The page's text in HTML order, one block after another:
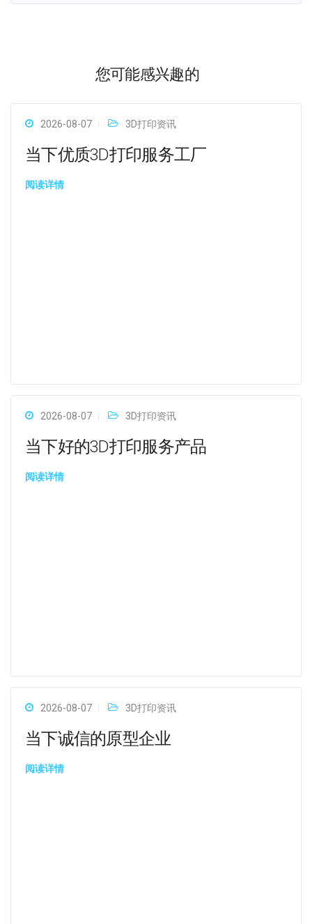
您可能感兴趣的
2026-08-07 3D打印资讯
当下优质3D打印服务工厂
阅读详情
2026-08-07 3D打印资讯
当下好的3D打印服务产品
阅读详情
2026-08-07 3D打印资讯
当下诚信的原型企业
阅读详情